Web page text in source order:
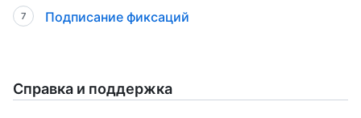
Подписание фиксаций
Справка и поддержка